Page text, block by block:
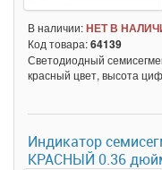
В наличии:НЕТ В
Код товара:64139
Светодиодный
красный цвет, высота
Индикатор
КРАСНЫЙ 0.36